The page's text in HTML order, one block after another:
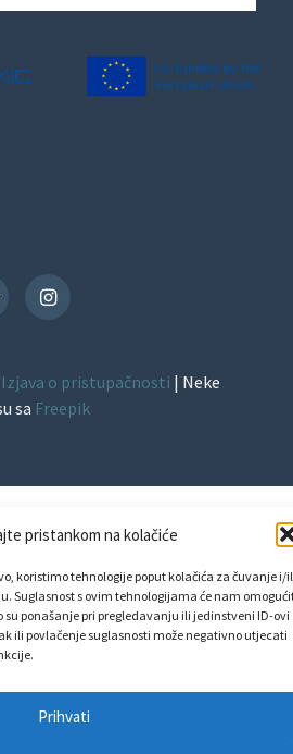
pristankom na kolačiće
koristimo tehnologije poput kolačića za čuvanje i/
Suglasnost s ovim tehnologijama će nam
su ponašanje pri pregledavanju ili jedinstveni ID-ovi
ili povlačenje suglasnosti može negativno utjecati
Prihvati
Instagram
Izjava o pristupačnosti | Neke
sa Freepik